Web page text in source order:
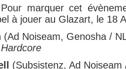
Pour marquer cet
à jouer au Glazart, le 18
(Ad Noiseam, Genosha /
Hardcore
(Subsistenz, Ad Noiseam